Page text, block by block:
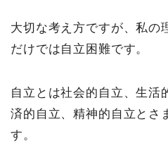
大切な考え方ですが、私の
だけでは自立困難です。
自立とは社会的自立、生活
済的自立、精神的自立とさ
す。